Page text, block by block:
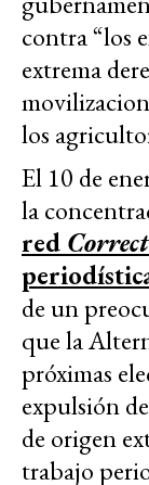
contra “los
extrema
los
El 10 de
la
red
de un
que la
próximas
expulsión
de origen
trabajo